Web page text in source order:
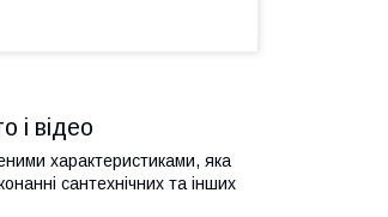
і відео
характеристиками, яка
сантехнічних та інших